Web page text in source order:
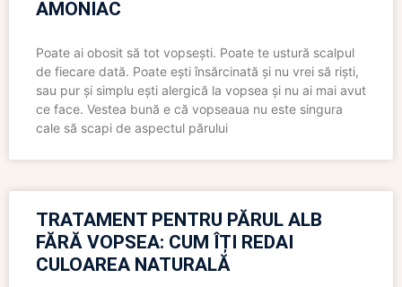
AMONIAC
Poate ai obosit să tot vopsești. Poate te ustură scalpul
de fiecare dată. Poate ești însărcinată și nu vrei să riști,
sau pur și simplu ești alergică la vopsea și nu ai mai avut
ce face. Vestea bună e că vopseaua nu este singura
cale să scapi de aspectul părului
TRATAMENT PENTRU PĂRUL ALB
FĂRĂ VOPSEA: CUM ÎȚI REDAI
CULOAREA NATURALĂ